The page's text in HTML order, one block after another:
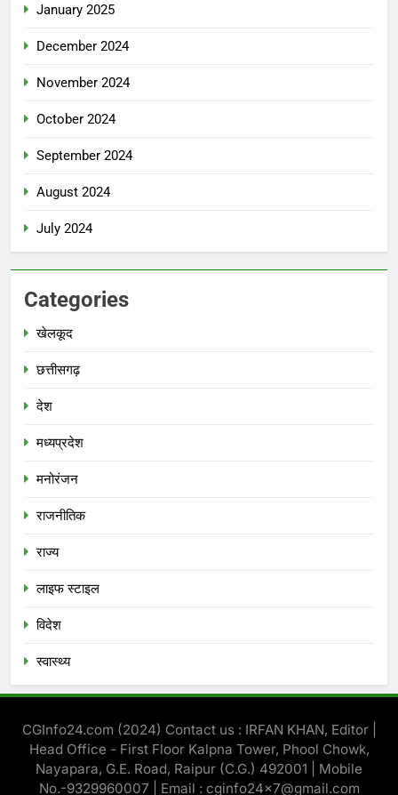
January 2025
December 2024
November 2024
October 2024
September 2024
August 2024
July 2024
Categories
खेलकूद
छत्तीसगढ़
देश
मध्‍यप्रदेश
मनोरंजन
राजनीतिक
राज्य
लाइफ स्टाइल
विदेश
स्‍वास्‍थ्‍य
CGInfo24.com (2024) Contact us : IRFAN KHAN, Editor |
Head Office - First Floor Kalpna Tower, Phool Chowk,
Nayapara, G.E. Road, Raipur (C.G.) 492001 | Mobile
No.-9329960007 | Email : cginfo24x7@gmail.com